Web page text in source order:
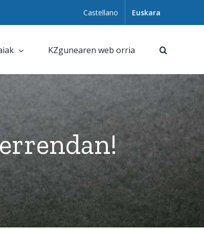
Castellano Euskara
KZgunearen web orria